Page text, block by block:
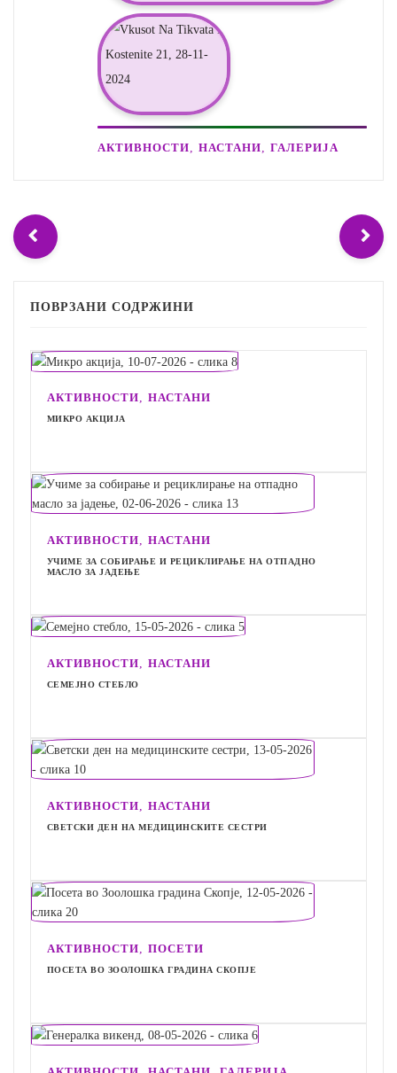
АКТИВНОСТИ ,НАСТАНИ ,ГАЛЕРИЈА
ПОВРЗАНИ СОДРЖИНИ
АКТИВНОСТИ, НАСТАНИ
МИКРО АКЦИЈА
АКТИВНОСТИ, НАСТАНИ
УЧИМЕ ЗА СОБИРАЊЕ И РЕЦИКЛИРАЊЕ НА ОТПАДНО
МАСЛО ЗА ЈАДЕЊЕ
АКТИВНОСТИ НАСТАНИ
СЕМЕЈНО СТЕБЛО
АКТИВНОСТИ НАСТАНИ
СВЕТСКИ ДЕН НА МЕДИЦИНСКИТЕ СЕСТРИ
АКТИВНОСТИ ПОСЕТИ
ПОСЕТА ВО ЗООЛОШКА ГРАДИНА СКОПЈЕ